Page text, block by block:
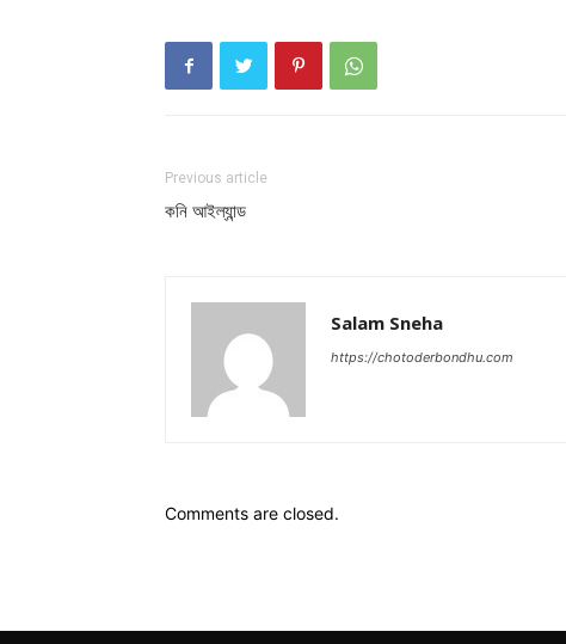
Previous article
কনি আইল্যান্ড
Salam Sneha
https://chotoderbondhu.com
Comments are closed.